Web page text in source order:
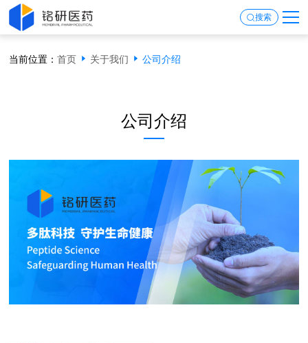
搜索
当前位置：首页 关于我们 公司介绍
公司介绍